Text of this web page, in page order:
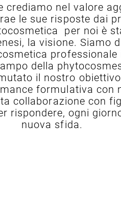
crediamo nel valore
le sue risposte dai
per noi è
la visione. Siamo
professionale
della
il nostro
formulativa con
collaborazione con
rispondere, ogni
nuova sfida.